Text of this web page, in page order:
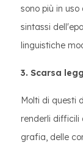
sono più in
sintassi
linguistiche
3. Scarsa
Molti di questi
renderli difficili
grafia, delle